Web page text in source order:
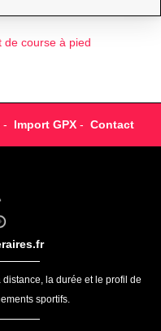
- Import GPX- Contact
la durée et le profil de
sportifs.